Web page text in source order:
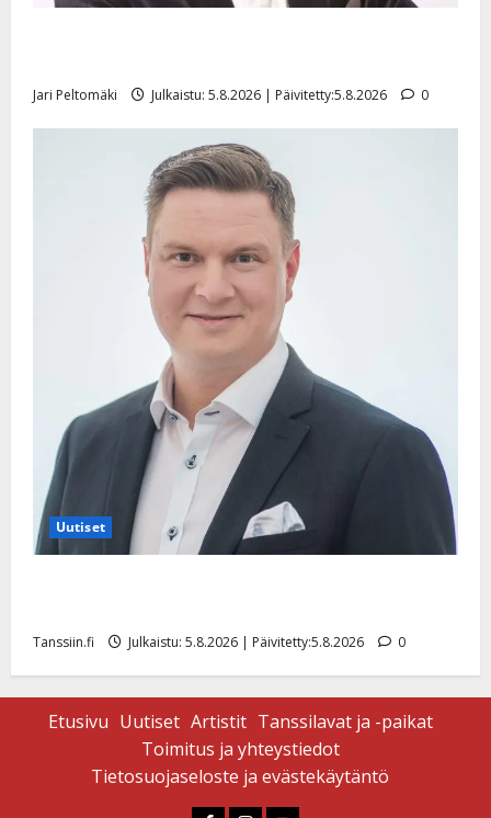
Jari Peltomäki Julkaistu: 5.8.2026 | Päivitetty:5.8.2026 0
Uutiset
Tanssiin.fi Julkaistu: 5.8.2026 | Päivitetty:5.8.2026 0
Etusivu Uutiset Artistit Tanssilavat ja -paikat
Toimitus ja yhteystiedot
Tietosuojaseloste ja evästekäytäntö